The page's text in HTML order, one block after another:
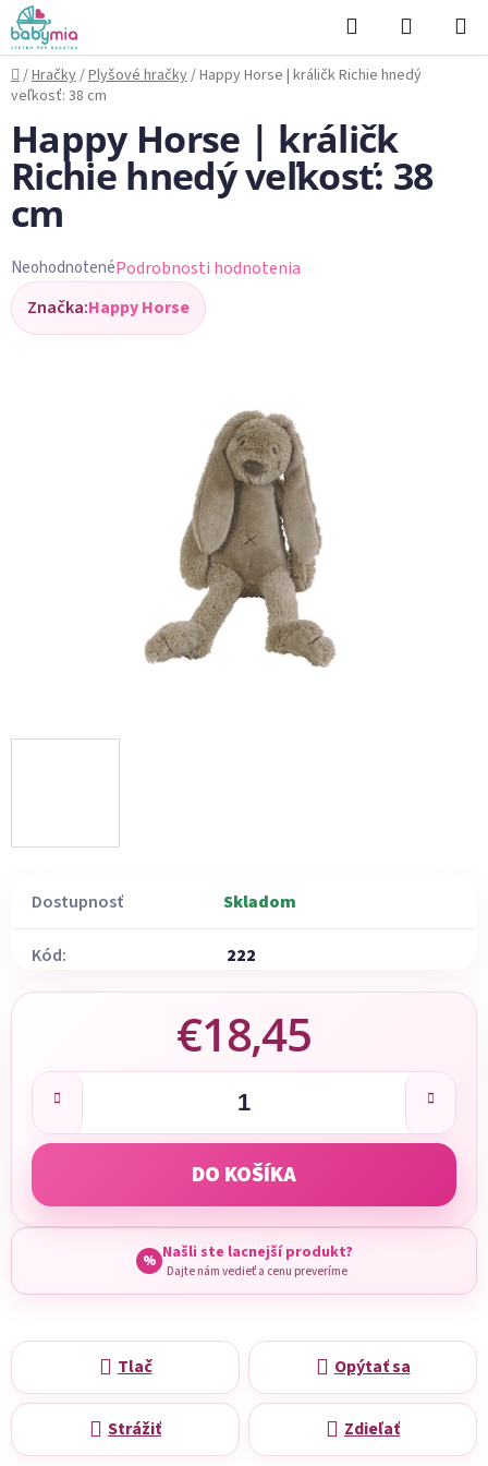
Prejsť
na
obsah
Hľadať
KOŠÍK
Domov
/Hračky/Plyšové hračky/Happy Horse | králičk Richie hnedý
veľkosť: 38 cm
Dostupnosť Skladom
Kód: 222
€18,45
Jednotková cena:
DO KOŠÍKA
% Našli ste lacnejší produkt?
Dajte nám vedieť a cenu preveríme
Tlač Opýtať sa
Strážiť Zdieľať
Happy Horse | králičk
Richie hnedý veľkosť: 38
cm
Priemerné
hodnotenie
produktu
NeohodnotenéPodrobnosti hodnotenia
Značka:Happy Horse